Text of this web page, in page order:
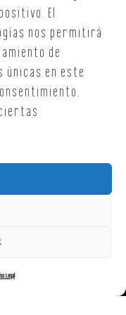
El
nos permitirá
de
únicas en este
Legal